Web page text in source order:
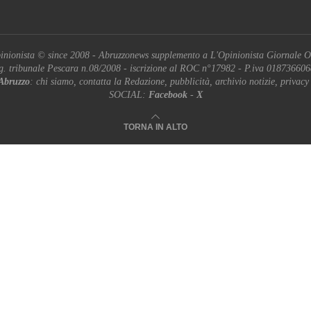
© since 2008 - Abruzzonews supplemento a L'Opinionista Giornale
tribunale Pescara n.08/2008 - iscrizione al ROC n°17982 - P.iva
: chi siamo, contatta la Redazione, pubblicità, archivio notizie, privacy
SOCIAL: Facebook- X
TORNA IN ALTO